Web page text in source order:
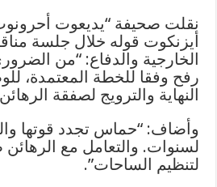
نقلت صحيفة “يديعوت
أيزنكوت قوله خلال جلسة
الخارجية والدفاع: “من
رفح وفقا للخطة المعتمدة،
النهاية والترويج لصفقة
وأضاف: “حماس تجدد قوتها
لسنوات. والتعامل مع
لتنظيم الساحات”.